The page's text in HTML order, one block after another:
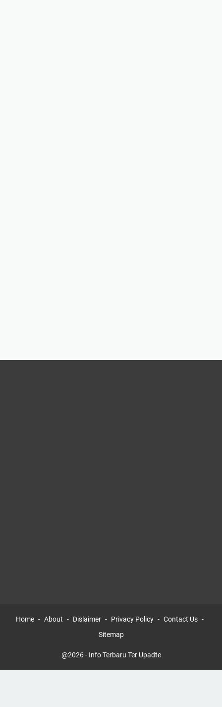
Home About Dislaimer Privacy Policy
Contact Us
Sitemap
@2026 - Info Terbaru Ter Upadte